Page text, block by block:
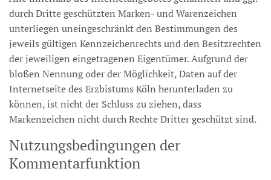
durch Dritte geschützten Marken- und Warenzeichen
unterliegen uneingeschränkt den Bestimmungen des
jeweils gültigen Kennzeichenrechts und den Besitzrechten
der jeweiligen eingetragenen Eigentümer. Aufgrund der
bloßen Nennung oder der Möglichkeit, Daten auf der
Internetseite des Erzbistums Köln herunterladen zu
können, ist nicht der Schluss zu ziehen, dass
Markenzeichen nicht durch Rechte Dritter geschützt sind.
Nutzungsbedingungen der
Kommentarfunktion